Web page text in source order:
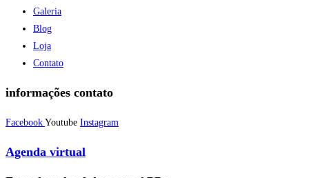
Galeria
Blog
Loja
Contato
informações contato
Facebook Youtube Instagram
Agenda virtual